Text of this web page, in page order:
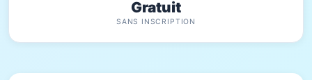
Gratuit
SANS INSCRIPTION